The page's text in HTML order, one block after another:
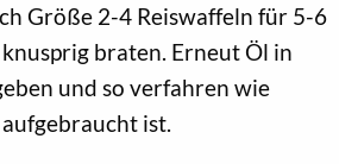
Größe 2-4 Reiswaffeln für 5-6
braten. Erneut Öl in
und so verfahren wie
ist.